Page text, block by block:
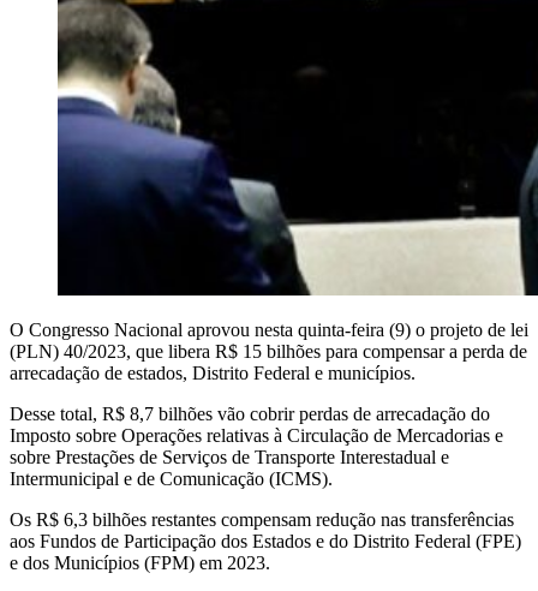
O Congresso Nacional aprovou nesta quinta-feira (9) o projeto de lei
(PLN) 40/2023, que libera R$ 15 bilhões para compensar a perda de
arrecadação de estados, Distrito Federal e municípios.
Desse total, R$ 8,7 bilhões vão cobrir perdas de arrecadação do
Imposto sobre Operações relativas à Circulação de Mercadorias e
sobre Prestações de Serviços de Transporte Interestadual e
Intermunicipal e de Comunicação (ICMS).
Os R$ 6,3 bilhões restantes compensam redução nas transferências
aos Fundos de Participação dos Estados e do Distrito Federal (FPE)
e dos Municípios (FPM) em 2023.